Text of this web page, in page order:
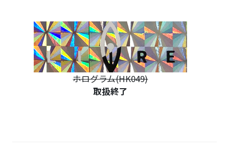
ホログラム(HK049)
取扱終了